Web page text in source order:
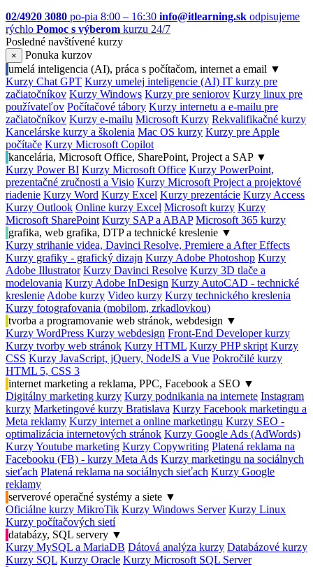
02/4920 3080 po-pia 8:00 – 16:30 info@itlearning.sk odpisujeme
rýchlo Pomoc s výberom kurzu 24/7
Posledné navštívené kurzy
×
Ponuka kurzov
umelá inteligencia (AI), práca s počítačom, internet a email ▼
Kurzy Chat GPT Kurzy umelej inteligencie (AI) IT kurzy pre
začiatočníkov Kurzy Windows Kurzy pre seniorov Kurzy linux pre
používateľov Počítačové tábory Kurzy internetu a e-mailu pre
začiatočníkov Kurzy e-mailu Microsoft Kurzy Rekvalifikačné kurzy
Kancelárske kurzy a školenia Mac OS kurzy Kurzy pre Apple
počítače Kurzy Microsoft Copilot
kancelária, Microsoft Office, SharePoint, Project a SAP ▼
Kurzy Power BI Kurzy Microsoft Office Kurzy PowerPoint,
prezentačné zručnosti a Visio Kurzy Microsoft Project a projektové
riadenie Kurzy Word Kurzy Excel Kurzy prezentácie Kurzy Access
Kurzy Outlook Online kurzy Excel Microsoft kurzy Kurzy
Microsoft SharePoint Kurzy SAP a ABAP Microsoft 365 kurzy
grafika, web grafika, DTP a technické kreslenie ▼
Kurzy strihanie videa, Davinci Resolve, Premiere a After Effects
Kurzy grafiky - grafický dizajn Kurzy Adobe Photoshop Kurzy
Adobe Illustrator Kurzy Davinci Resolve Kurzy 3D tlače a
modelovania Kurzy Adobe InDesign Kurzy AutoCAD - technické
kreslenie Adobe kurzy Video kurzy Kurzy technického kreslenia
Kurzy fotografovania (mobilom, zrkadlovkou)
tvorba a programovanie web stránok, webdesign ▼
Kurzy WordPress Kurzy webdesign Front-End Developer kurzy
Kurzy tvorby web stránok Kurzy HTML Kurzy PHP skript Kurzy
CSS Kurzy JavaScript, jQuery, NodeJS a Vue Pokročilé kurzy
HTML 5, CSS 3
internet marketing a reklama, PPC, Facebook a SEO ▼
Digitálny marketing kurzy Kurzy podnikania na internete Instagram
kurzy Marketingové kurzy Bratislava Kurzy Facebook marketingu a
Meta reklamy Kurzy internet a online marketingu Kurzy SEO -
optimalizácia internetových stránok Kurzy Google Ads (AdWords)
Kurzy Youtube marketing Kurzy Copywriting Platená reklama na
Facebooku (FB) - kurzy Meta Ads Kurzy marketingu na sociálnych
sieťach Platená reklama na sociálnych sieťach Kurzy Google
reklamy
serverové operačné systémy a siete ▼
Oficiálne kurzy MikroTik Kurzy Windows Server Kurzy Linux
Kurzy počítačových sietí
databázy, SQL servery ▼
Kurzy MySQL a MariaDB Dátová analýza kurzy Databázové kurzy
Kurzy SQL Kurzy Oracle Kurzy Microsoft SQL Server